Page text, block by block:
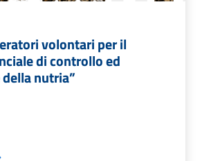
volontari per il
di controllo ed
nutria”